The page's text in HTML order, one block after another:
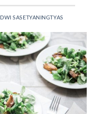
DWI SASETYANINGTYAS